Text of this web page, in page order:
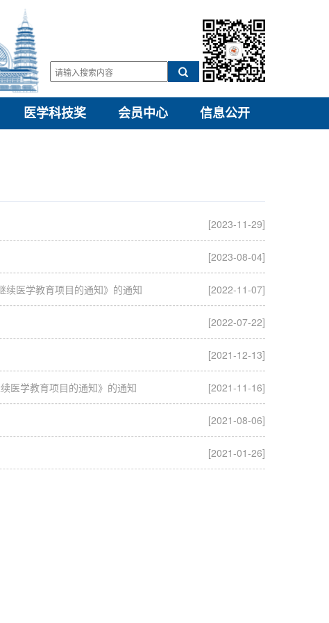
医学科技奖 会员中心 信息公开
[2023-11-29]
[2023-08-04]
续医学教育项目的通知》的通知 [2022-11-07]
[2022-07-22]
[2021-12-13]
医学教育项目的通知》的通知 [2021-11-16]
[2021-08-06]
[2021-01-26]